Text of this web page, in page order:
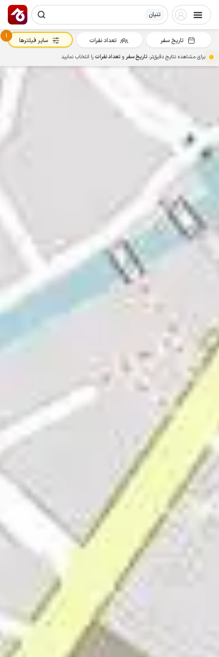
تنیان
تاریخ سفر تعداد نفرات
1
سایر فیلترها
برای مشاهده نتایج دقیق‌تر، تاریخ سفرو تعداد نفراترا انتخاب نمایید